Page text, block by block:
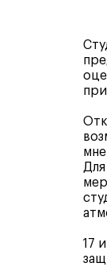
17